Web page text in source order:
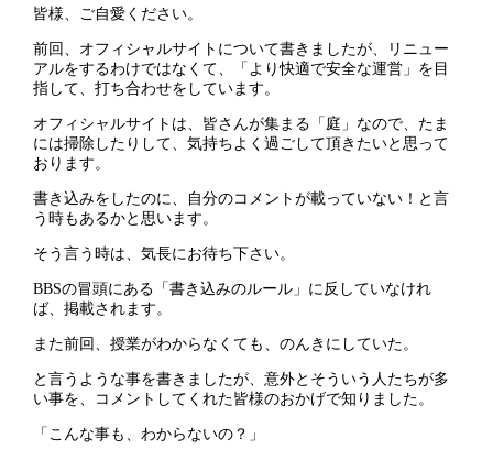
皆様、ご自愛ください。
前回、オフィシャルサイトについて書きましたが、リニュー
アルをするわけではなくて、「より快適で安全な運営」を目
指して、打ち合わせをしています。
オフィシャルサイトは、皆さんが集まる「庭」なので、たま
には掃除したりして、気持ちよく過ごして頂きたいと思って
おります。
書き込みをしたのに、自分のコメントが載っていない！と言
う時もあるかと思います。
そう言う時は、気長にお待ち下さい。
BBSの冒頭にある「書き込みのルール」に反していなけれ
ば、掲載されます。
また前回、授業がわからなくても、のんきにしていた。
と言うような事を書きましたが、意外とそういう人たちが多
い事を、コメントしてくれた皆様のおかげで知りました。
「こんな事も、わからないの？」